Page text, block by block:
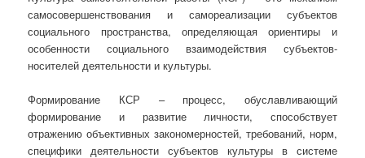
самосовершенствования и самореализации субъектов
социального пространства, определяющая ориентиры и
особенности социального взаимодействия субъектов-
носителей деятельности и культуры.
Формирование КСР – процесс, обуславливающий
формирование и развитие личности, способствует
отражению объективных закономерностей, требований, норм,
специфики деятельности субъектов культуры в системе